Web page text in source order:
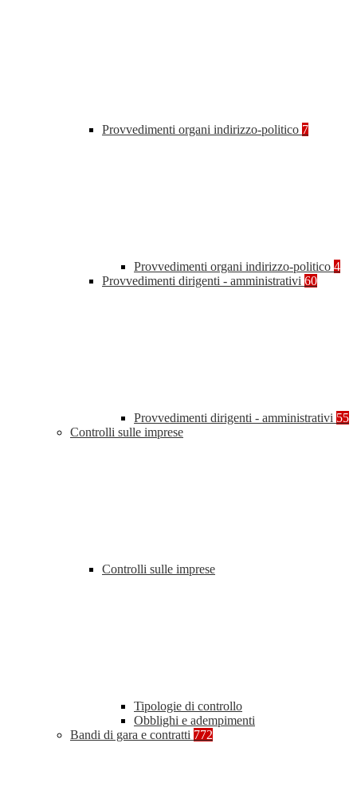
Provvedimenti organi indirizzo-politico 7
Provvedimenti organi indirizzo-politico 4
Provvedimenti dirigenti - amministrativi 60
Provvedimenti dirigenti - amministrativi 55
Controlli sulle imprese
Controlli sulle imprese
Tipologie di controllo
Obblighi e adempimenti
Bandi di gara e contratti 772